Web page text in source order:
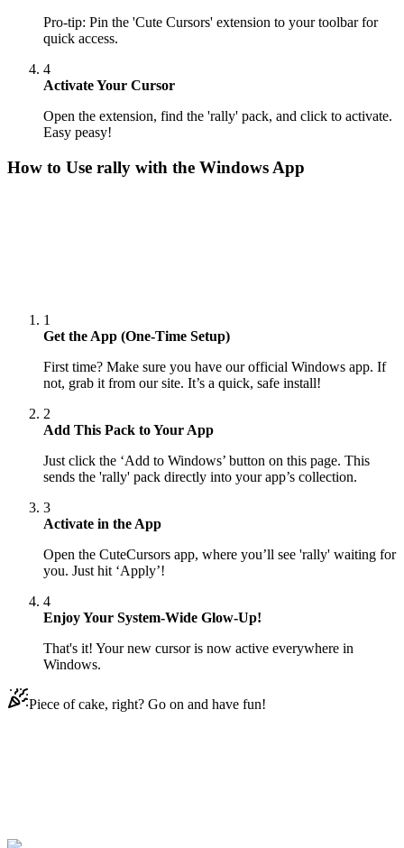
Pro-tip: Pin the 'Cute Cursors' extension to your toolbar for
quick access.
4
Activate Your Cursor
Open the extension, find the 'rally' pack, and click to activate.
Easy peasy!
How to Use rally with the Windows App
1
Get the App (One-Time Setup)
First time? Make sure you have our official Windows app. If
not, grab it from our site. It’s a quick, safe install!
2
Add This Pack to Your App
Just click the ‘Add to Windows’ button on this page. This
sends the 'rally' pack directly into your app’s collection.
3
Activate in the App
Open the CuteCursors app, where you’ll see 'rally' waiting for
you. Just hit ‘Apply’!
4
Enjoy Your System-Wide Glow-Up!
That's it! Your new cursor is now active everywhere in
Windows.
Piece of cake, right? Go on and have fun!